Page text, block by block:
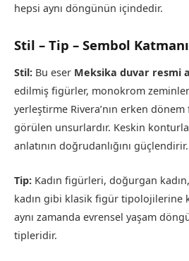
hepsi aynı döngünün içindedir.
Stil – Tip – Sembol Katmanı
Stil: Bu eser Meksika duvar resmi
edilmiş figürler, monokrom
yerleştirme Rivera’nın erken dönem
görülen unsurlardır. Keskin
anlatının doğrudanlığını güçlendirir.
Tip: Kadın figürleri, doğurgan
kadın gibi klasik figür tipolojilerine
aynı zamanda evrensel yaşam
tipleridir.